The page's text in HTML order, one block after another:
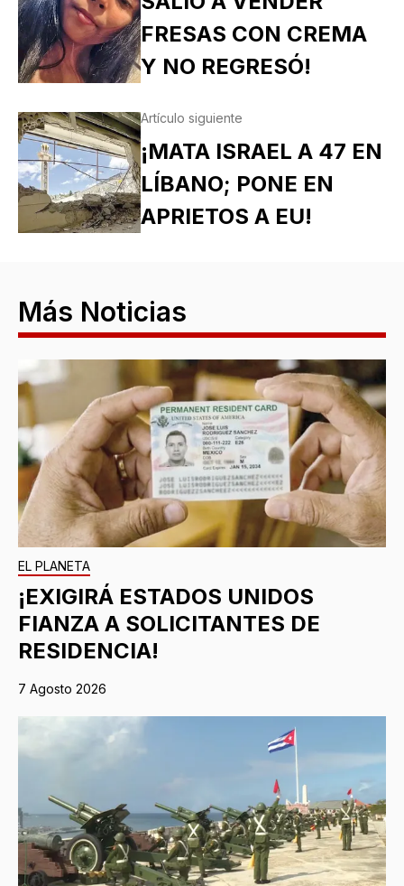
FRESAS CON CREMA
Y NO REGRESÓ!
Artículo siguiente
¡MATA ISRAEL A 47 EN
LÍBANO; PONE EN
APRIETOS A EU!
Más Noticias
EL PLANETA
¡EXIGIRÁ ESTADOS UNIDOS
FIANZA A SOLICITANTES DE
RESIDENCIA!
7 Agosto 2026